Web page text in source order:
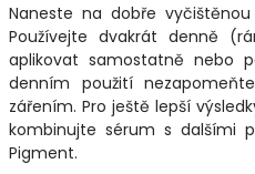
Naneste na dobře
Používejte dvakrát denně
aplikovat samostatně nebo
denním použití
zářením. Pro ještě lepší
kombinujte sérum s dalšími
Pigment.